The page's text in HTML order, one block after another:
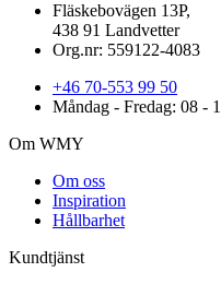
Fläskebovägen 13P,
438 91 Landvetter
Org.nr: 559122-4083
+46 70-553 99 50
Måndag - Fredag: 08 -
Om WMY
Om oss
Inspiration
Hållbarhet
Kundtjänst